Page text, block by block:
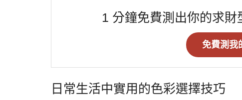
1 分鐘免費測出你的求
免費測我
日常生活中實用的色彩選擇技巧